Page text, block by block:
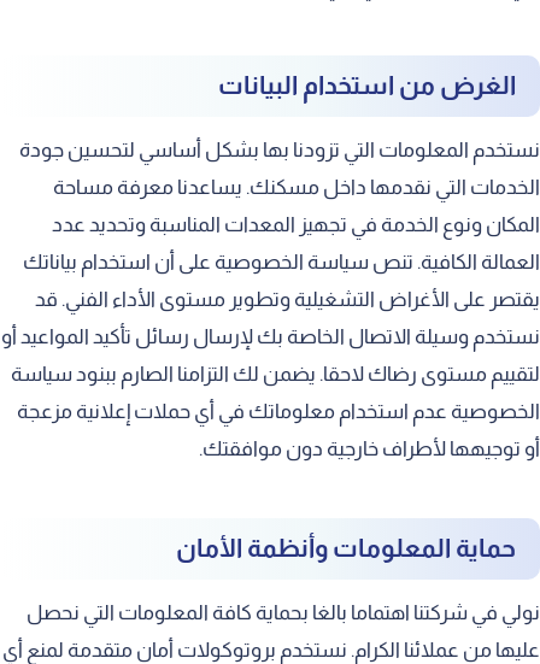
الغرض من استخدام البيانات
نستخدم المعلومات التي تزودنا بها بشكل أساسي لتحسين جودة
الخدمات التي نقدمها داخل مسكنك. يساعدنا معرفة مساحة
المكان ونوع الخدمة في تجهيز المعدات المناسبة وتحديد عدد
العمالة الكافية. تنص سياسة الخصوصية على أن استخدام بياناتك
يقتصر على الأغراض التشغيلية وتطوير مستوى الأداء الفني. قد
نستخدم وسيلة الاتصال الخاصة بك لإرسال رسائل تأكيد المواعيد أو
لتقييم مستوى رضاك لاحقا. يضمن لك التزامنا الصارم ببنود سياسة
الخصوصية عدم استخدام معلوماتك في أي حملات إعلانية مزعجة
أو توجيهها لأطراف خارجية دون موافقتك.
حماية المعلومات وأنظمة الأمان
نولي في شركتنا اهتماما بالغا بحماية كافة المعلومات التي نحصل
عليها من عملائنا الكرام. نستخدم بروتوكولات أمان متقدمة لمنع أي